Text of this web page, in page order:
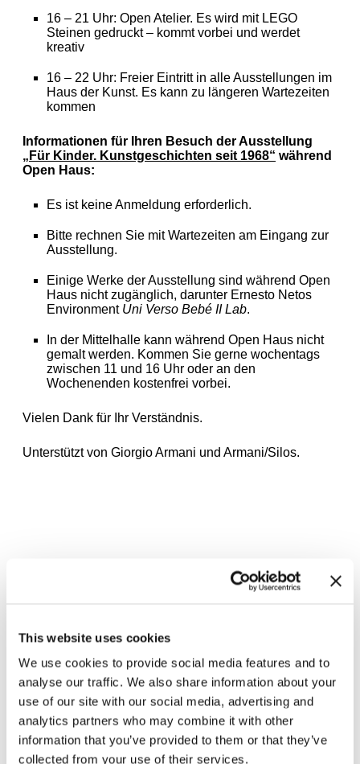
This website uses cookies
We use cookies to provide social media features and to
analyse our traffic. We also share information about your
use of our site with our social media, advertising and
analytics partners who may combine it with other
information that you’ve provided to them or that they’ve
collected from your use of their services.
16 – 21 Uhr: Open Atelier. Es wird mit LEGO
Steinen gedruckt – kommt vorbei und werdet
kreativ
16 – 22 Uhr: Freier Eintritt in alle Ausstellungen im
Haus der Kunst. Es kann zu längeren Wartezeiten
kommen
Informationen für Ihren Besuch der Ausstellung
„Für Kinder. Kunstgeschichten seit 1968“ während
Open Haus:
Es ist keine Anmeldung erforderlich.
Bitte rechnen Sie mit Wartezeiten am Eingang zur
Ausstellung.
Einige Werke der Ausstellung sind während Open
Haus nicht zugänglich, darunter Ernesto Netos
Environment Uni Verso Bebé II Lab.
In der Mittelhalle kann während Open Haus nicht
gemalt werden. Kommen Sie gerne wochentags
zwischen 11 und 16 Uhr oder an den
Wochenenden kostenfrei vorbei.
Vielen Dank für Ihr Verständnis.
Unterstützt von Giorgio Armani und Armani/Silos.